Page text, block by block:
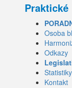
Praktické
Osoba
Odkazy
Kontakt